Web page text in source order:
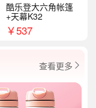
酷乐登大六角帐篷
+天幕K32
￥537
查看更多 